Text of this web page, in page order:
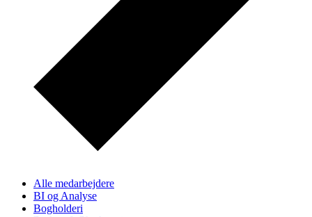
Alle medarbejdere
BI og Analyse
Bogholderi